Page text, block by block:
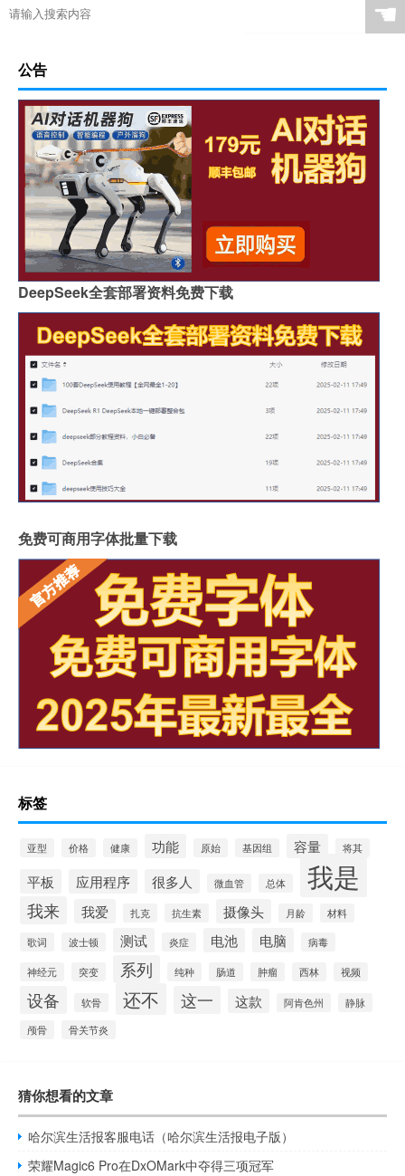
☚
公告
DeepSeek全套部署资料免费下载
免费可商用字体批量下载
标签
亚型 价格 健康 功能 原始 基因组 容量 将其
平板 应用程序 很多人 微血管 总体 我是
我来 我爱 扎克 抗生素 摄像头 月龄 材料
歌词 波士顿 测试 炎症 电池 电脑 病毒
神经元 突变 系列 纯种 肠道 肿瘤 西林 视频
设备 软骨 还不 这一 这款 阿肯色州
静脉
颅骨
骨关节炎
猜你想看的文章
哈尔滨生活报客服电话（哈尔滨生活报电子版）
荣耀Magic6 Pro在DxOMark中夺得三项冠军